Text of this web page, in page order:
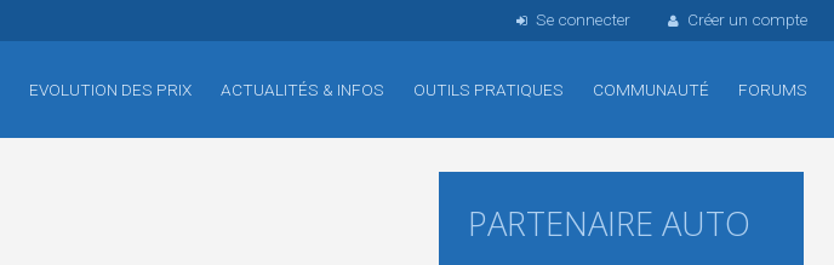
Se connecter Créer un compte
EVOLUTION DES PRIX ACTUALITÉS & INFOS OUTILS PRATIQUES COMMUNAUTÉ FORUMS
PARTENAIRE AUTO